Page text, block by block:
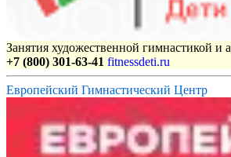
Занятия художественной гимнастикой и
+7 (800) 301-63-41 fitnessdeti.ru
Европейский Гимнастический Центр